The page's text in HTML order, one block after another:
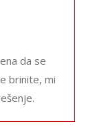
da se
brinite, mi